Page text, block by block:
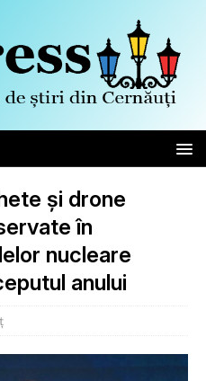
și drone
în
nucleare
anului